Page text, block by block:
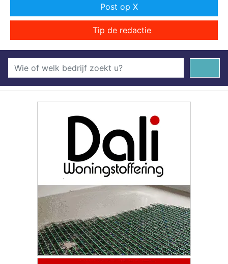
Post op X
Tip de redactie